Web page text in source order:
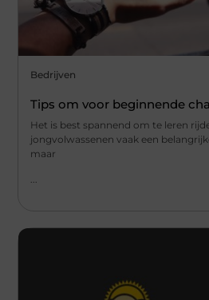
Bedrijven
Tips om voor beginnende
Het is best spannend om te leren
jongvolwassenen vaak een
maar
...